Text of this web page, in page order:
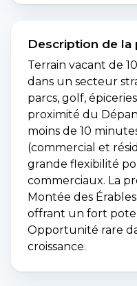
Description de la
Terrain vacant de
dans un secteur
parcs, golf,
proximité du
moins de 10
(commercial et
grande flexibilité
commerciaux. La
Montée des
offrant un fort
Opportunité rare
croissance.